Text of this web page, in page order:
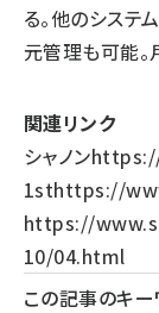
る。他のシステ
元管理も可能。
関連リンク
シャノン
1sthttps://
https://
10/04.html
この記事のキー